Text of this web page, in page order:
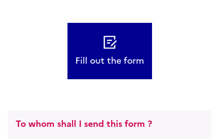
Fill out the form
To whom shall I send this form ?